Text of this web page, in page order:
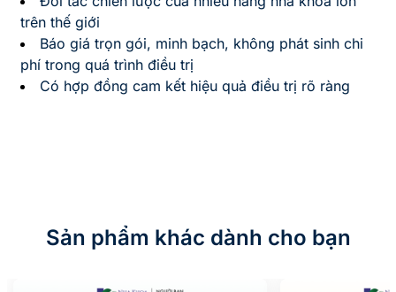
trên thế giới
Báo giá trọn gói, minh bạch, không phát sinh chi
phí trong quá trình điều trị
Có hợp đồng cam kết hiệu quả điều trị rõ ràng
Sản phẩm khác dành cho bạn